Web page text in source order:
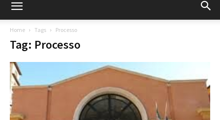
Home Tags Processo
Tag: Processo